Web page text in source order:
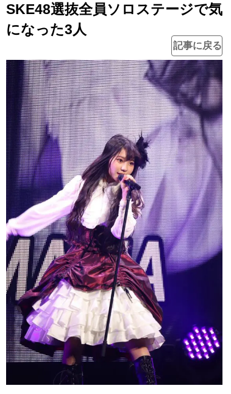
SKE48選抜全員ソロステージで気
になった3人
記事に戻る